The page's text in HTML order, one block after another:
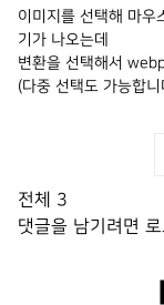
이미지를 선택해 마우
기가 나오는데
변환을 선택해서
(다중 선택도 가능합니
전체 3
댓글을 남기려면